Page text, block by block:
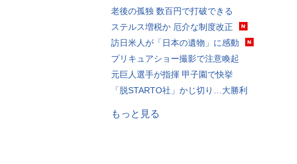
老後の孤独 数百円で打破できる
ステルス増税か 厄介な制度改正
訪日米人が「日本の遺物」に感動
プリキュアショー撮影で注意喚起
元巨人選手が指揮 甲子園で快挙
「脱STARTO社」かじ切り…大勝利
もっと見る